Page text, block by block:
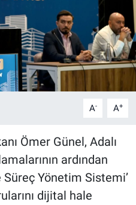
A- A+
Ömer Günel, Adalı
ardından
Süreç Yönetim Sistemi’
dijital hale